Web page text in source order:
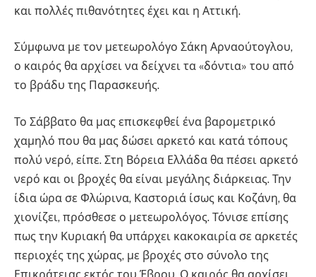
και πολλές πιθανότητες έχει και η Αττική.
Σύμφωνα με τον μετεωρολόγο Σάκη Αρναούτογλου,
ο καιρός θα αρχίσει να δείχνει τα «δόντια» του από
το βράδυ της Παρασκευής.
Το Σάββατο θα μας επισκεφθεί ένα βαρομετρικό
χαμηλό που θα μας δώσει αρκετό και κατά τόπους
πολύ νερό, είπε. Στη Βόρεια Ελλάδα θα πέσει αρκετό
νερό και οι βροχές θα είναι μεγάλης διάρκειας. Την
ίδια ώρα σε Φλώρινα, Καστοριά ίσως και Κοζάνη, θα
χιονίζει, πρόσθεσε ο μετεωρολόγος. Τόνισε επίσης
πως την Κυριακή θα υπάρχει κακοκαιρία σε αρκετές
περιοχές της χώρας, με βροχές στο σύνολο της